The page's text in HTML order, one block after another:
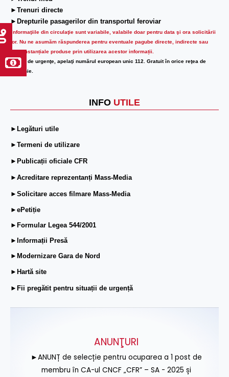
►Trenuri directe
►Drepturile pasagerilor din transportul feroviar
Informaţiile din circulaţie sunt variabile, valabile doar pentru data şi ora solicitării
lor. Nu ne asumăm răspunderea pentru eventuale pagube directe, indirecte sau
circumstanțiale produse prin utilizarea acestor informații.
În caz de urgenţe, apelaţi numărul european unic 112. Gratuit în orice reţea de
telefonie.
INFO UTILE
►Legături utile
►Termeni de utilizare
►Publicații oficiale CFR
►Acreditare reprezentanți Mass-Media
►Solicitare acces filmare Mass-Media
►ePetiție
►Formular Legea 544/2001
►Informații Presă
►Modernizare Gara de Nord
►Hartă site
►Fii pregătit pentru situații de urgență
ANUNŢURI
►ANUNȚ de selecție pentru ocuparea a 1 post de
membru în CA-ul CNCF „CFR” – SA - 2025 și